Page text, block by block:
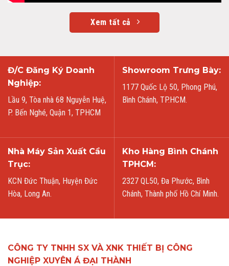
Xem tất cả
Đ/C Đăng Ký Doanh
Nghiệp:
Lầu 9, Tòa nhà 68 Nguyễn Huệ,
P. Bến Nghé, Quận 1, TPHCM
Showroom Trưng Bày:
1177 Quốc Lộ 50, Phong Phú,
Bình Chánh, TP.HCM.
Nhà Máy Sản Xuất Cầu
Trục:
KCN Đức Thuận, Huyện Đức
Hòa, Long An.
Kho Hàng Bình Chánh
TPHCM:
2327 QL50, Đa Phước, Bình
Chánh, Thành phố Hồ Chí Minh.
CÔNG TY TNHH SX VÀ XNK THIẾT BỊ CÔNG
NGHIỆP XUYÊN Á ĐẠI THÀNH